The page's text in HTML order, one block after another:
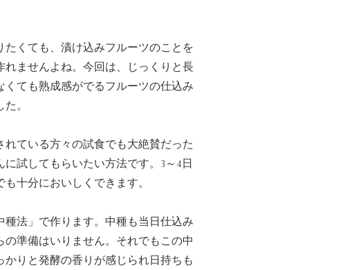
たくても、漬け込みフルーツのことを
れませんよね。今回は、じっくりと長
くても熟成感がでるフルーツの仕込み
。
れている方々の試食でも大絶賛だった
試してもらいたい方法です。3～4日
十分においしくできます。
種法」で作ります。中種も当日仕込み
の準備はいりません。それでもこの中
かりと発酵の香りが感じられ日持ちも